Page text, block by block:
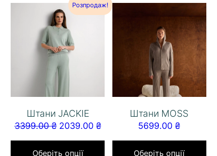
Розпродаж!
Штани JACKIE
3399.00₴ 2039.00 ₴
Оберіть опції
Штани MOSS
5699.00 ₴
Оберіть опції